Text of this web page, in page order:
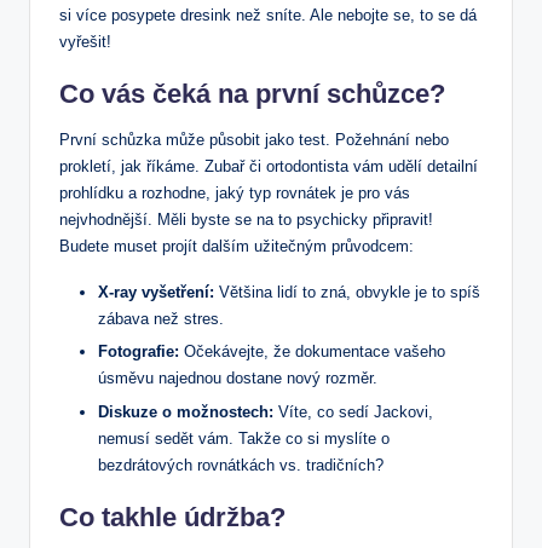
si více posypete dresink než sníte. Ale nebojte se, to se dá
vyřešit!
Co vás čeká na první schůzce?
První schůzka může působit jako test. Požehnání nebo
prokletí, jak říkáme. Zubař či ortodontista vám udělí detailní
prohlídku a rozhodne, jaký typ rovnátek je pro vás
nejvhodnější. Měli byste se na to psychicky připravit!
Budete muset projít dalším užitečným průvodcem:
X-ray vyšetření: Většina lidí to zná, obvykle je to spíš
zábava než stres.
Fotografie: Očekávejte, že dokumentace vašeho
úsměvu najednou dostane nový rozměr.
Diskuze o možnostech: Víte, co sedí Jackovi,
nemusí sedět vám. Takže co si myslíte o
bezdrátových rovnátkách vs. tradičních?
Co takhle údržba?